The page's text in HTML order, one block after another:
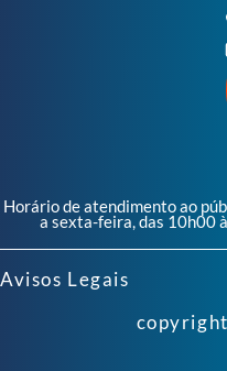
Horário de atendimento ao
a sexta-feira, das 10h00
Avisos Legais
copyright